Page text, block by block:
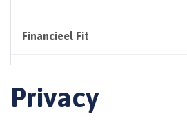
Financieel Fit
Privacy